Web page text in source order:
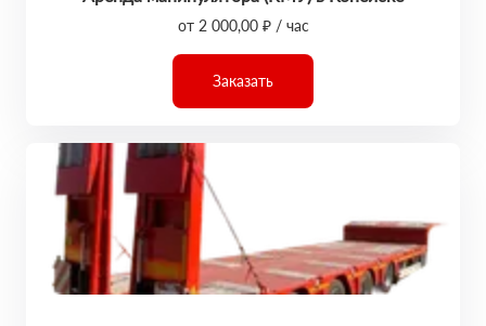
от 2 000,00 ₽ / час
Заказать